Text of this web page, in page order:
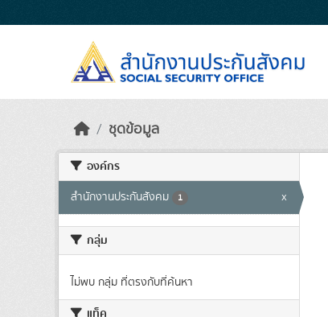
ชุดข้อมูล
องค์กร
สำนักงานประกันสังคม 1 x
กลุ่ม
ไม่พบ กลุ่ม ที่ตรงกับที่ค้นหา